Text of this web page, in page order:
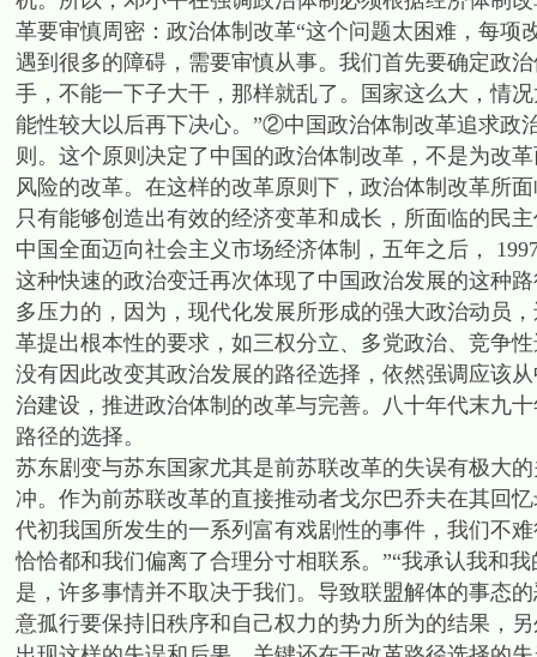
革要审慎周密：政治体制改革“这个问题太困难，每
遇到很多的障碍，需要审慎从事。我们首先要确定政
手，不能一下子大干，那样就乱了。国家这么大，情
能性较大以后再下决心。”②中国政治体制改革追求政
则。这个原则决定了中国的政治体制改革，不是为改
风险的改革。在这样的改革原则下，政治体制改革所
只有能够创造出有效的经济变革和成长，所面临的民
中国全面迈向社会主义市场经济体制，五年之后，
这种快速的政治变迁再次体现了中国政治发展的这种
多压力的，因为，现代化发展所形成的强大政治动员
革提出根本性的要求，如三权分立、多党政治、竞争
没有因此改变其政治发展的路径选择，依然强调应该
治建设，推进政治体制的改革与完善。八十年代末九
路径的选择。
苏东剧变与苏东国家尤其是前苏联改革的失误有极大
冲。作为前苏联改革的直接推动者戈尔巴乔夫在其回
代初我国所发生的一系列富有戏剧性的事件，我们不
恰恰都和我们偏离了合理分寸相联系。”“我承认我和
是，许多事情并不取决于我们。导致联盟解体的事态
意孤行要保持旧秩序和自己权力的势力所为的结果，